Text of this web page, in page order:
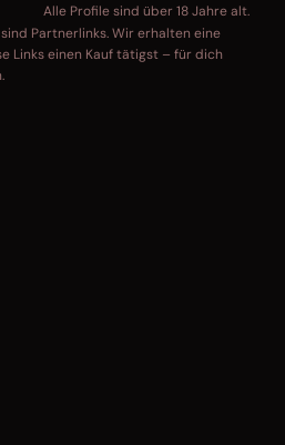
Alle Profile sind über 18 Jahre alt.
Partnerlinks. Wir erhalten eine
Links einen Kauf tätigst – für dich